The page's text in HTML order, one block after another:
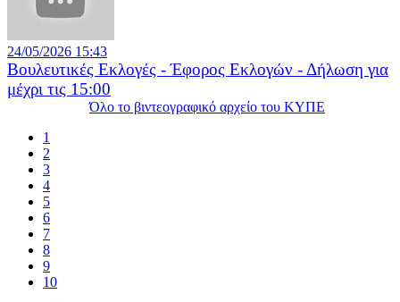
24/05/2026 15:43
Βουλευτικές Εκλογές - Έφορος Εκλογών - Δήλωση για
μέχρι τις 15:00
Όλο το βιντεογραφικό αρχείο του ΚΥΠΕ
1
2
3
4
5
6
7
8
9
10